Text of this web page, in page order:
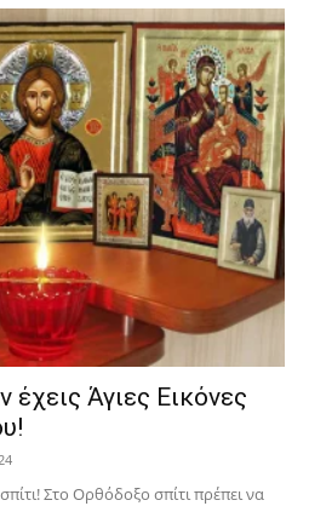
έχεις Άγιες Εικόνες
Στο Ορθόδοξο σπίτι πρέπει να